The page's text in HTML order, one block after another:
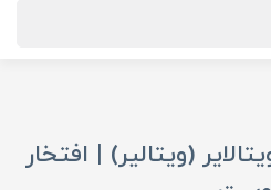
(ویتالیر) | افتخار